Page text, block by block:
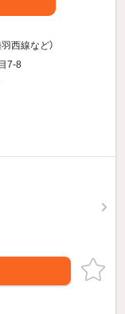
羽西線など）
7-8